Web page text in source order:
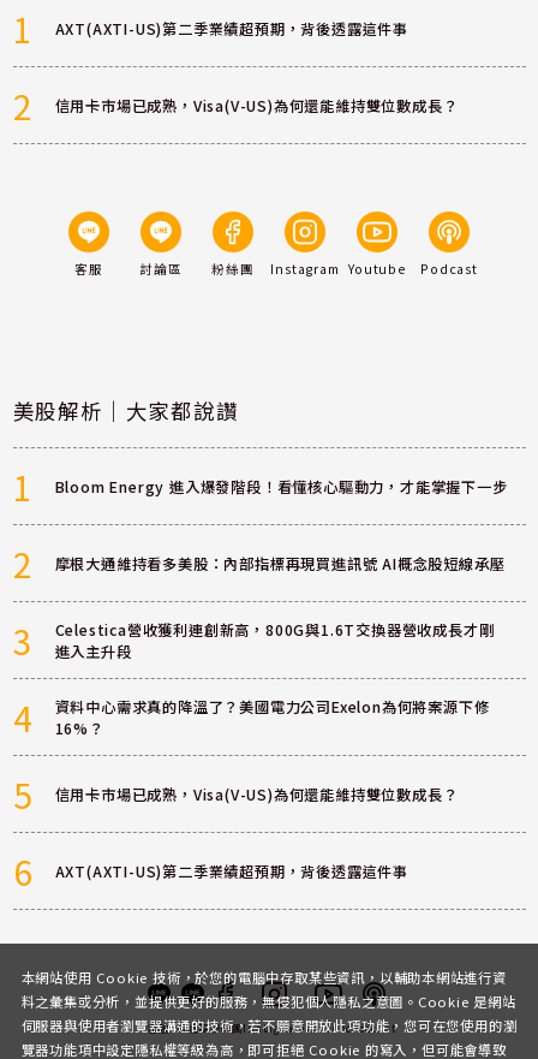
1 AXT(AXTI-US)第二季業績超預期，背後透露這件事
2 信用卡市場已成熟，Visa(V-US)為何還能維持雙位數成長？
客服 討論區 粉絲團 Instagram Youtube Podcast
美股解析｜大家都說讚
1 Bloom Energy 進入爆發階段！看懂核心驅動力，才能掌握下一步
2 摩根大通維持看多美股：內部指標再現買進訊號 AI概念股短線承壓
3
Celestica營收獲利連創新高，800G與1.6T交換器營收成長才剛
進入主升段
4
資料中心需求真的降溫了？美國電力公司Exelon為何將案源下修
16%？
5 信用卡市場已成熟，Visa(V-US)為何還能維持雙位數成長？
6 AXT(AXTI-US)第二季業績超預期，背後透露這件事
客服 討論區粉絲團InstagramYoutubePodcast
本網站使用 Cookie 技術，於您的電腦中存取某些資訊，以輔助本網站進行資
料之彙集或分析，並提供更好的服務，無侵犯個人隱私之意圖。Cookie 是網站
伺服器與使用者瀏覽器溝通的技術，若不願意開放此項功能，您可在您使用的瀏
覽器功能項中設定隱私權等級為高，即可拒絕 Cookie 的寫入，但可能會導致